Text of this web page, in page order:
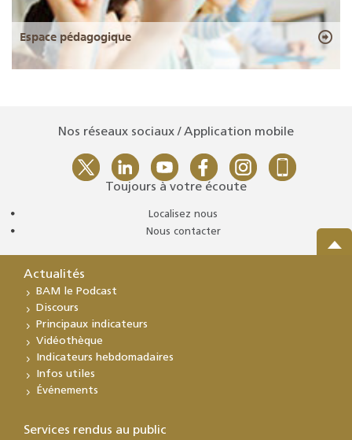
Espace pédagogique
Nos réseaux sociaux / Application mobile
Toujours à votre écoute
Localisez nous
Nous contacter
Actualités
BAM le Podcast
Discours
Principaux indicateurs
Vidéothèque
Indicateurs hebdomadaires
Infos utiles
Événements
Services rendus au public